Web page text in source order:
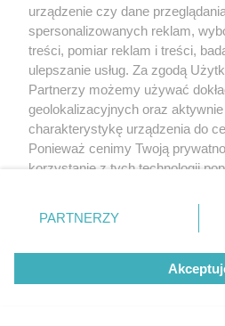
urządzenie czy dane
spersonalizowanych reklam,
treści, pomiar reklam i treści,
ulepszanie usług. Za zgodą
Partnerzy możemy używać
geolokalizacyjnych oraz
charakterystykę urządzenia do
Ponieważ cenimy Twoją
korzystanie z tych technologii
zmienić/wycofać klikając
znajdujący się w lewym dolnym
rodzaje przetwarzania danych
użytkownika, ale masz prawo
przetwarzaniu. Preferencje będą
PARTNERZY